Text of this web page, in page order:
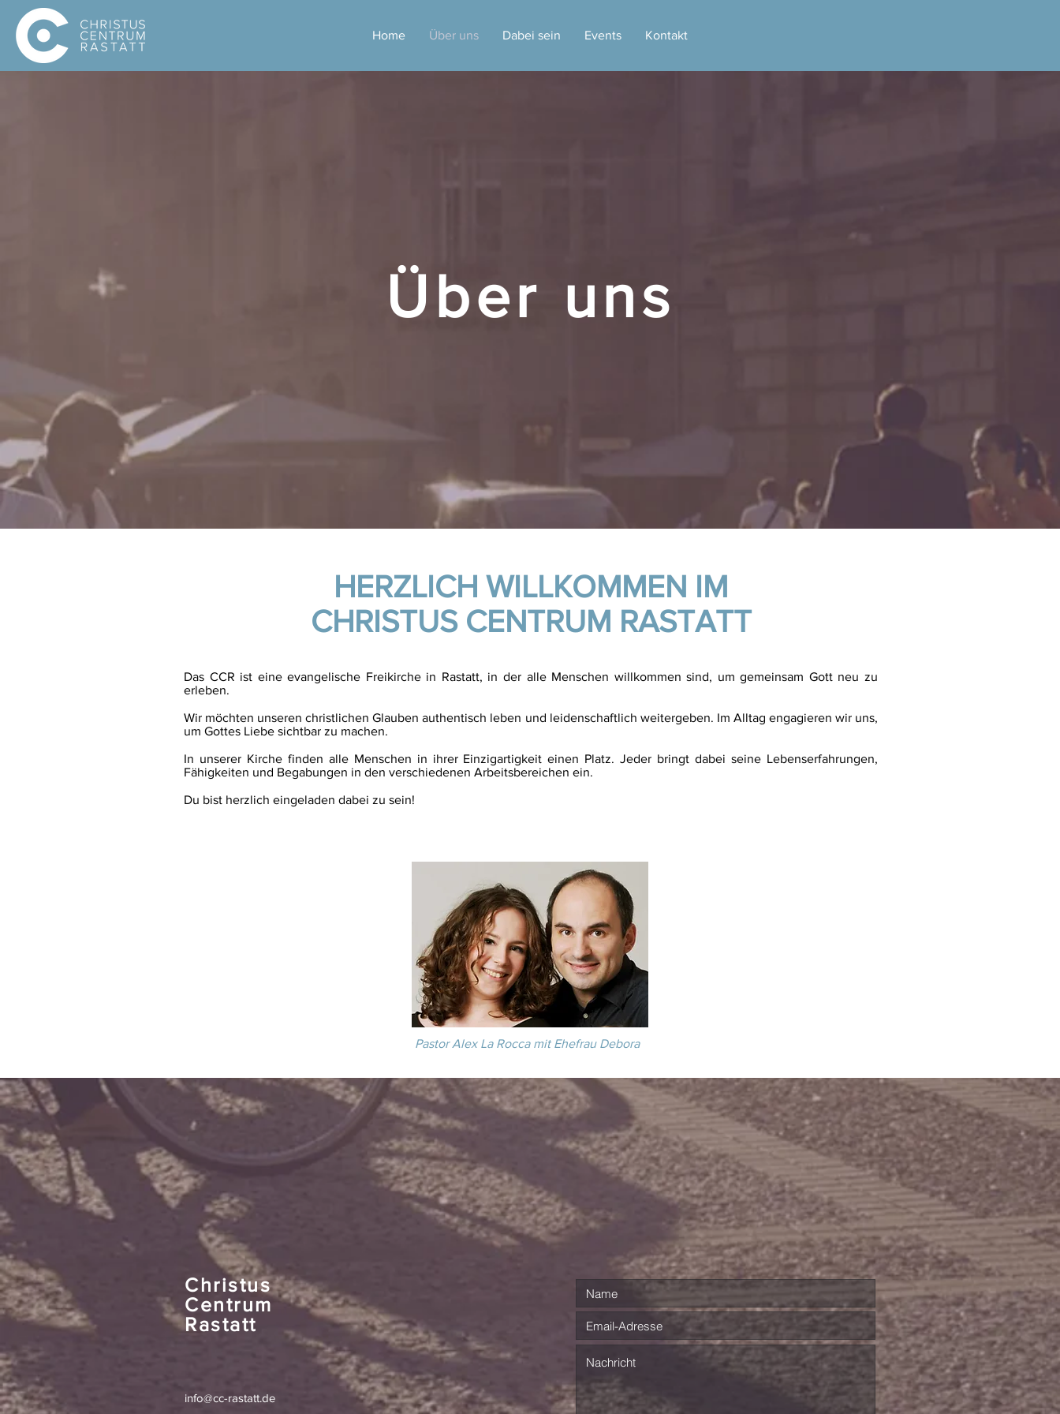
Home Über uns Dabei sein Events Kontakt
Über uns
HERZLICH WILLKOMMEN IM
CHRISTUS CENTRUM RASTATT
Das CCR ist eine evangelische Freikirche in Rastatt, in der alle Menschen willkommen sind, um gemeinsam Gott neu zu
erleben.
Wir möchten unseren christlichen Glauben authentisch leben und leidenschaftlich weitergeben. Im Alltag engagieren wir uns,
um Gottes Liebe sichtbar zu machen.
In unserer Kirche finden alle Menschen in ihrer Einzigartigkeit einen Platz. Jeder bringt dabei seine Lebenserfahrungen,
Fähigkeiten und Begabungen in den verschiedenen Arbeitsbereichen ein.
Du bist herzlich eingeladen dabei zu sein!
Pastor Alex La Rocca mit Ehefrau Debora
Christus
Centrum
Rastatt
info@cc-rastatt.de